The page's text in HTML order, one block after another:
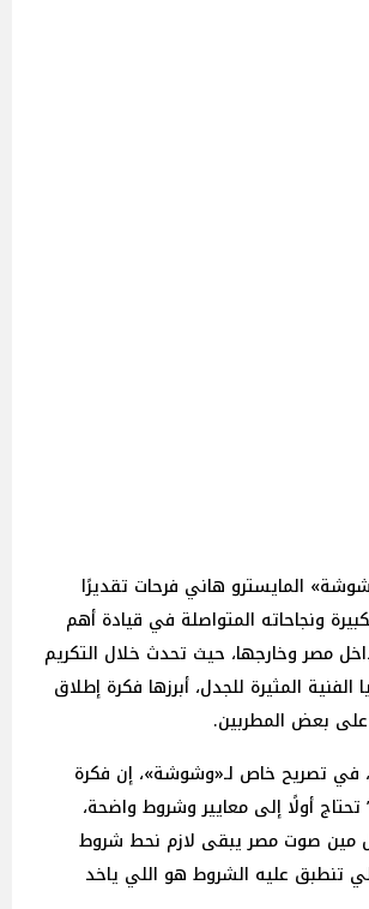
المايسترو هاني فرحات تقديرًا
ونجاحاته المتواصلة في قيادة أهم
مصر وخارجها، حيث تحدث خلال التكريم
المثيرة للجدل، أبرزها فكرة إطلاق
بعض المطربين.
في تصريح خاص لـ«وشوشة»، إن فكرة
أولًا إلى معايير وشروط واضحة،
مين صوت مصر يبقى لازم نحط شروط
تنطبق عليه الشروط هو اللي ياخد